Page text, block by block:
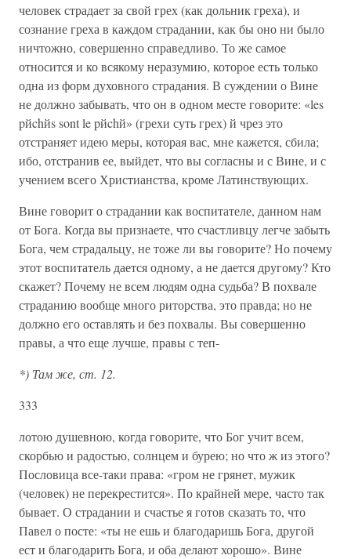
человек страдает за свой грех (как дольник греха), и
сознание греха в каждом страдании, как бы оно ни было
ничтожно, совершенно справедливо. То же самое
относится и ко всякому неразумию, которое есть только
одна из форм духовного страдания. В суждении о Вине
не должно забывать, что он в одном месте говорите: «les
pйchйs sont le pйchй» (грехи суть грех) й чрез это
отстраняет идею меры, которая вас, мне кажется, сбила;
ибо, отстранив ее, выйдет, что вы согласны и с Вине, и с
учением всего Христианства, кроме Латинствующих.
Вине говорит о страдании как воспитателе, данном нам
от Бога. Когда вы признаете, что счастливцу легче забыть
Бога, чем страдальцу, не тоже ли вы говорите? Но почему
этот воспитатель дается одному, а не дается другому? Кто
скажет? Почему не всем людям одна судьба? В похвале
страданию вообще много риторства, это правда; но не
должно его оставлять и без похвалы. Вы совершенно
правы, а что еще лучше, правы с теп-
*) Там же, ст. 12.
333
лотою душевною, когда говорите, что Бог учит всем,
скорбью и радостью, солнцем и бурею; но что ж из этого?
Пословица все-таки права: «гром не грянет, мужик
(человек) не перекрестится». По крайней мере, часто так
бывает. О страдании и счастье я готов сказать то, что
Павел о посте: «ты не ешь и благодаришь Бога, другой
ест и благодарить Бога, и оба делают хорошо». Вине